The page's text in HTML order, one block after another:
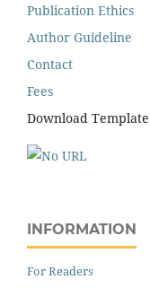
Publication Ethics
Author Guideline
Contact
Fees
Download Template
INFORMATION
For Readers